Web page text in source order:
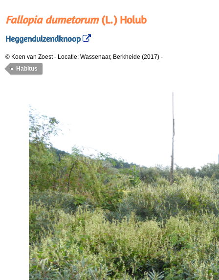
Fallopia dumetorum(L.) Holub
Heggenduizendknoop
© Koen van Zoest- Locatie: Wassenaar, Berkheide (2017) -
Habitus